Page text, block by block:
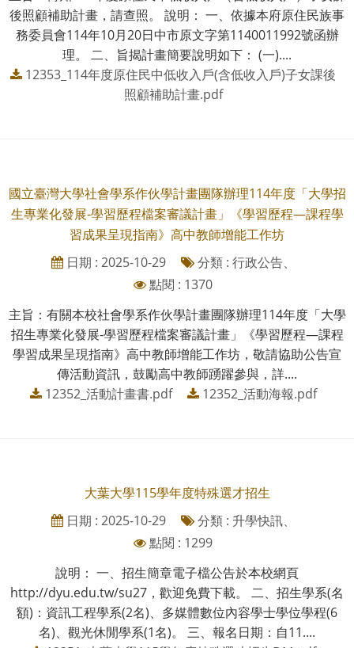
後照顧補助計畫，請查照。 說明： 一、依據本府原住民族事
務委員會114年10月20日中市原文字第1140011992號函辦
理。 二、旨揭計畫簡要說明如下： (一)....
12353_114年度原住民中低收入戶(含低收入戶)子女課後
照顧補助計畫.pdf
國立臺灣大學社會學系作伙學計畫團隊辦理114年度「大學招
生專業化發展-學習歷程檔案審議計畫」《學習歷程—課程學
習成果呈現指南》高中教師增能工作坊
日期 : 2025-10-29
分類 : 行政公告、
點閱 : 1370
主旨：有關本校社會學系作伙學計畫團隊辦理114年度「大學
招生專業化發展-學習歷程檔案審議計畫」《學習歷程—課程
學習成果呈現指南》高中教師增能工作坊，敬請協助公告宣
傳活動資訊，鼓勵高中教師踴躍參與，詳....
12352_活動計畫書.pdf
12352_活動海報.pdf
大葉大學115學年度特殊選才招生
日期 : 2025-10-29
分類 : 升學快訊、
點閱 : 1299
說明： 一、招生簡章電子檔公告於本校網頁
http://dyu.edu.tw/su27，歡迎免費下載。 二、招生學系(名
額)：資訊工程學系(2名)、多媒體數位內容學士學位學程(6
名)、觀光休閒學系(1名)。 三、報名日期：自11....